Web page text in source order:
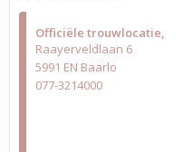
Officiële trouwlocatie
Raayerveldlaan 6
5991 EN Baarlo
077-3214000